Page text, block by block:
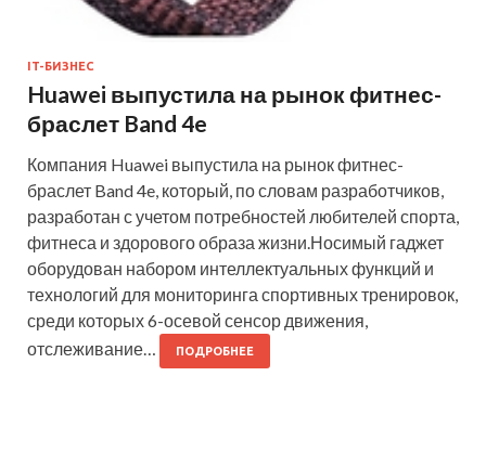
IT-БИЗНЕС
Huawei выпустила на рынок фитнес-
браслет Band 4e
Компания Huawei выпустила на рынок фитнес-
браслет Band 4e, который, по словам разработчиков,
разработан с учетом потребностей любителей спорта,
фитнеса и здорового образа жизни.Носимый гаджет
оборудован набором интеллектуальных функций и
технологий для мониторинга спортивных тренировок,
среди которых 6-осевой сенсор движения,
отслеживание…
ПОДРОБНЕЕ